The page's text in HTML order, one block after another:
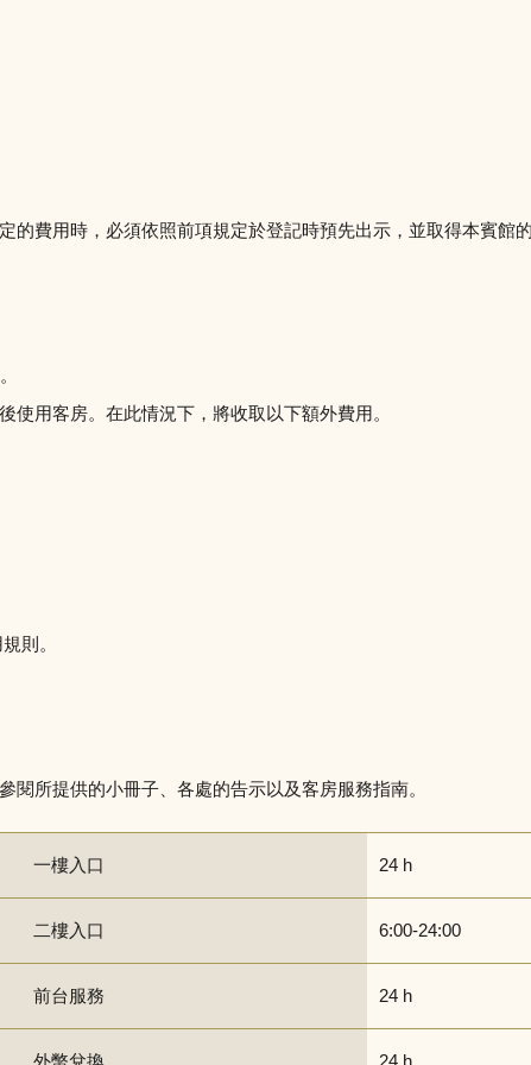
的費用時，必須依照前項規定於登記時預先出示，並取得本賓館
用客房。在此情況下，將收取以下額外費用。
則。
所提供的小冊子、各處的告示以及客房服務指南。
一樓入口 24 h
二樓入口 6:00-24:00
前台服務 24 h
外幣兌換 24 h